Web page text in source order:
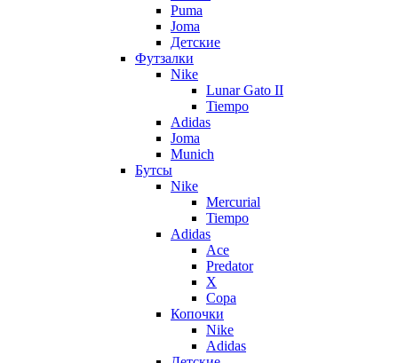
Puma
Joma
Детские
Футзалки
Nike
Lunar Gato II
Tiempo
Adidas
Joma
Munich
Бутсы
Nike
Mercurial
Tiempo
Adidas
Ace
Predator
X
Copa
Копочки
Nike
Adidas